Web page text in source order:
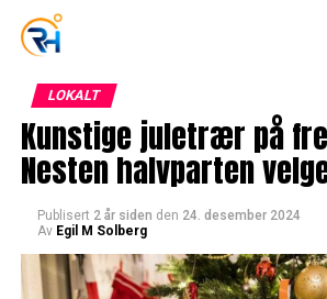
LOKALT
Kunstige juletrær på
Nesten halvparten
Publisert 2 år siden den 24. desember 2024
Av Egil M Solberg